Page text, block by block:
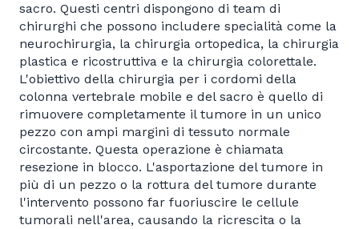
sacro. Questi centri dispongono di team di
chirurghi che possono includere specialità come la
neurochirurgia, la chirurgia ortopedica, la chirurgia
plastica e ricostruttiva e la chirurgia colorettale.
L'obiettivo della chirurgia per i cordomi della
colonna vertebrale mobile e del sacro è quello di
rimuovere completamente il tumore in un unico
pezzo con ampi margini di tessuto normale
circostante. Questa operazione è chiamata
resezione in blocco. L'asportazione del tumore in
più di un pezzo o la rottura del tumore durante
l'intervento possono far fuoriuscire le cellule
tumorali nell'area, causando la ricrescita o la